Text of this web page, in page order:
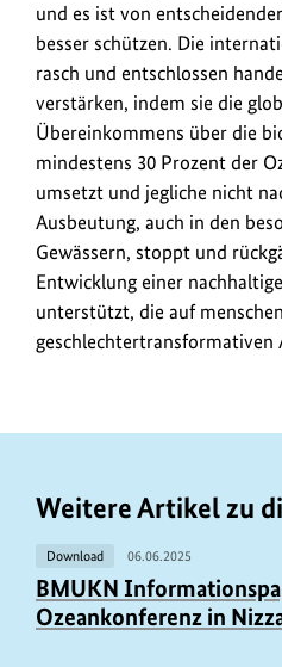
und es ist von
besser schützen. Die
rasch und entschlossen
verstärken, indem sie die
Übereinkommens über die
mindestens 30 Prozent der
umsetzt und jegliche nicht
Ausbeutung, auch in den
Gewässern, stoppt und
Entwicklung einer
unterstützt, die auf
geschlechtertransformativen
Weitere Artikel zu
Download 06.06.2025
BMUKN
Ozeankonferenz in